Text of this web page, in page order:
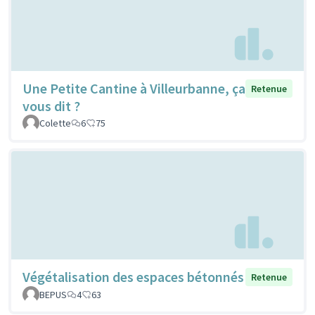
Une Petite Cantine à Villeurbanne, ça
vous dit ?
Retenue
Colette 6 75
Végétalisation des espaces bétonnés
Retenue
BEPUS
4 63